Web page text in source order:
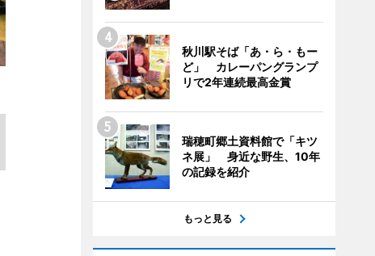
秋川駅そば「あ・ら・もー
ど」 カレーパングランプ
リで2年連続最高金賞
瑞穂町郷土資料館で「キツ
ネ展」 身近な野生、10年
の記録を紹介
もっと見る